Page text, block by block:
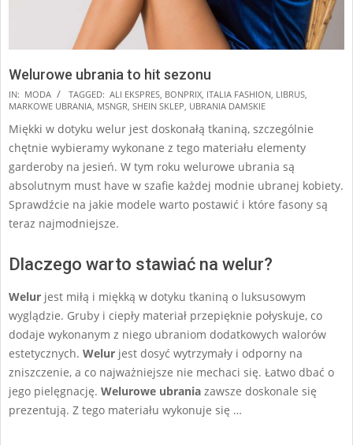
Welurowe ubrania to hit sezonu
2024-
12-
04
IN: MODA TAGGED: ALI EKSPRES, BONPRIX, ITALIA FASHION, LIBRUS,
MARKOWE UBRANIA, MSNGR, SHEIN SKLEP, UBRANIA DAMSKIE
Miękki w dotyku welur jest doskonałą tkaniną, szczególnie
chętnie wybieramy wykonane z tego materiału elementy
garderoby na jesień. W tym roku welurowe ubrania są
absolutnym must have w szafie każdej modnie ubranej kobiety.
Sprawdźcie na jakie modele warto postawić i które fasony są
teraz najmodniejsze.
Dlaczego warto stawiać na welur?
Welur jest miłą i miękką w dotyku tkaniną o luksusowym
wyglądzie. Gruby i ciepły materiał przepięknie połyskuje, co
dodaje wykonanym z niego ubraniom dodatkowych walorów
estetycznych. Welur jest dosyć wytrzymały i odporny na
zniszczenie, a co najważniejsze nie mechaci się. Łatwo dbać o
jego pielęgnację. Welurowe ubrania zawsze doskonale się
prezentują. Z tego materiału wykonuje się …